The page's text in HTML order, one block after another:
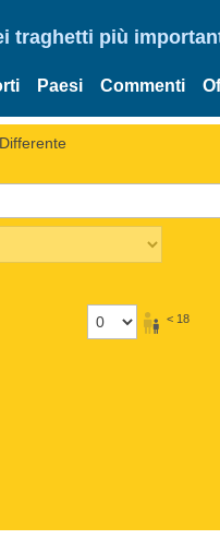
traghetti più
Paesi Commenti
< 18